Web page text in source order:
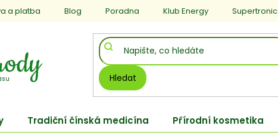
a platba Blog Poradna Klub Energy Supertronic
Hledat
Tradiční čínská medicína Přírodní kosmetika